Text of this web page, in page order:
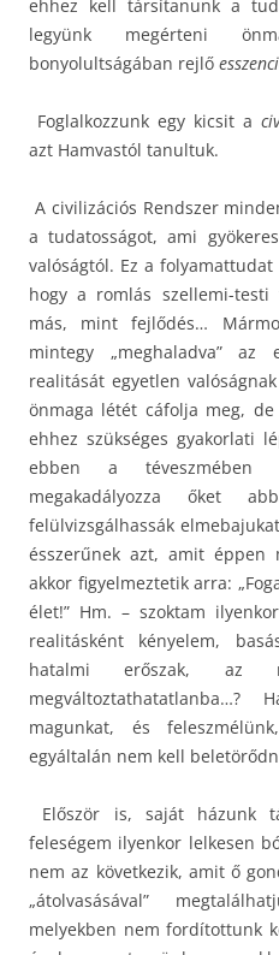
ehhez kell társítanunk a
legyünk megérteni
bonyolultságában rejlő
Foglalkozzunk egy kicsit a
azt Hamvastól tanultuk.
A civilizációs Rendszer
a tudatosságot, ami
valóságtól. Ez a
hogy a romlás szellemi-
más, mint fejlődés…
mintegy „meghaladva” az
realitását egyetlen
önmaga létét cáfolja meg,
ehhez szükséges gyakorlati
ebben a téveszmében
megakadályozza őket
felülvizsgálhassák
ésszerűnek azt, amit éppen
akkor figyelmeztetik arra:
élet!” Hm. – szoktam
realitásként kényelem,
hatalmi erőszak, az
magunkat, és
egyáltalán nem kell
Először is, saját házunk
feleségem ilyenkor lelkesen
nem az következik, amit ő
„átolvasásával”
melyekben nem fordítottunk